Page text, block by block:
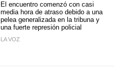
El encuentro comenzó con casi
media hora de atraso debido a una
pelea generalizada en la tribuna y
una fuerte represión policial
LA VOZ